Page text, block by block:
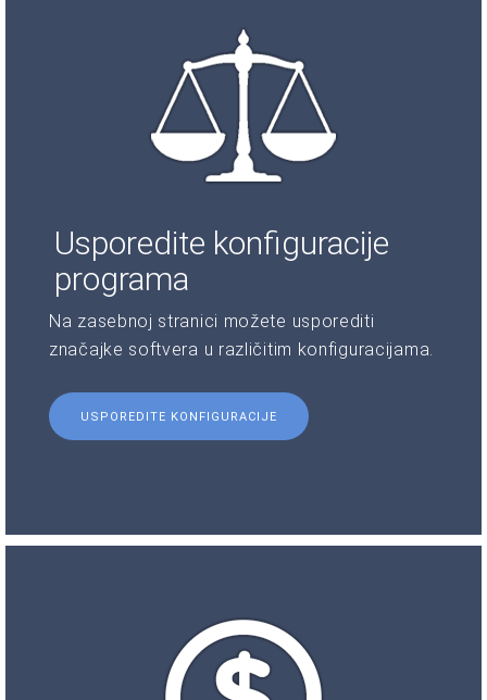
Usporedite konfiguracije
programa
Na zasebnoj stranici možete usporediti
značajke softvera u različitim konfiguracijama.
USPOREDITE KONFIGURACIJE